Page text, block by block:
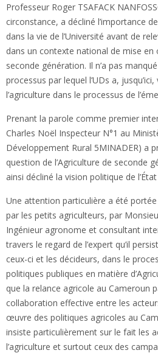
Professeur Roger TSAFACK
circonstance, a décliné l’importance
dans la vie de l’Université avant de
dans un contexte national de mise en
seconde génération. Il n’a pas
processus par lequel l’UDs a,
l’agriculture dans le processus de
Prenant la parole comme premier
Charles Noël Inspecteur N°1 au
Développement Rural 5MINADER) a
question de l’Agriculture de seconde
ainsi décliné la vision politique de
Une attention particulière a été portée
par les petits agriculteurs, par
Ingénieur agronome et consultant
travers le regard de l’expert qu’il
ceux-ci et les décideurs, dans le
politiques publiques en matière
que la relance agricole au Cameroun
collaboration effective entre les
œuvre des politiques agricoles au
insiste particulièrement sur le fait les
l’agriculture et surtout ceux des